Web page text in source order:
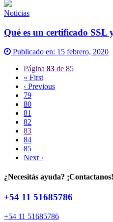
Noticias
Qué es un certificado SSL
Publicado en: 15 febrero, 2020
Página 83 de 85
« First
‹ Previous
79
80
81
82
83
84
85
Next ›
¿Necesitás ayuda? ¡Contactanos!
+54 11 51685786
+54 11 51685786